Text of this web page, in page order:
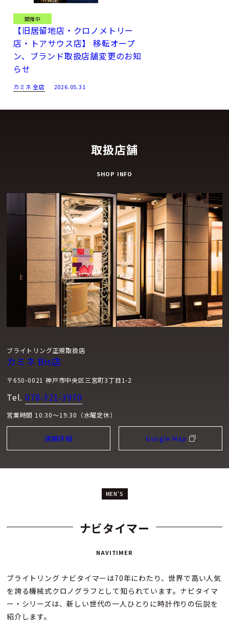
計の歴史と革新を腕元に宿す、真のクラシックです。
開催中
【旧居留地店・クロノメトリー
店・トアサウス店】 移転オープ
ン、ブランド取扱店舗変更のお知
らせ
カミネ 全店 2026.05.31
取扱店舗
SHOP INFO
ブライトリング正規取扱店
カミネ Bis店
〒650-0021 神戸市中央区三宮町3丁目1-2
Tel. 078-321-3970
営業時間 10:30～19:30（水曜定休）
店舗詳細 Google Map
MEN'S
ナビタイマー
NAVITIMER
ブライトリング ナビタイマーは70年にわたり、世界で高い人気
を誇る機械式クロノグラフとして知られています。ナビタイマ
ー・シリーズは、新しい世代の一人ひとりに時計作りの伝説を
紹介します。